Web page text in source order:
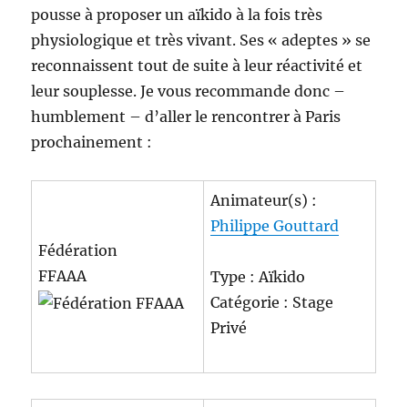
pousse à proposer un aïkido à la fois très
physiologique et très vivant. Ses « adeptes » se
reconnaissent tout de suite à leur réactivité et
leur souplesse. Je vous recommande donc –
humblement – d’aller le rencontrer à Paris
prochainement :
Fédération
FFAAA
Animateur(s) :
Philippe Gouttard
Type : Aïkido
Catégorie : Stage
Privé